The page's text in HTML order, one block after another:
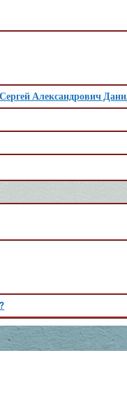
Сергей Александрович
?